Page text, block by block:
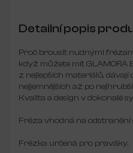
Detailní popis
Proč brousit nudnými
když můžete mít GLAMORA
z nejlepších materiálů, dávají
nejjemnějších až po
Kvalita a design v dokonalé
Fréza vhodná na odstranění
Frézka určená pro praváky.